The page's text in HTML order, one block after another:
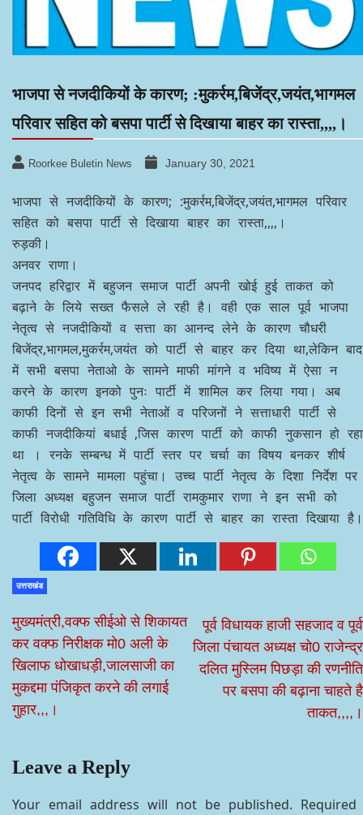
भाजपा से नजदीकियों के कारण; :मुकर्रम,बिजेंद्र,जयंत,भागमल
परिवार सहित को बसपा पार्टी से दिखाया बाहर का रास्ता,,,,।
Roorkee Buletin News January 30, 2021
भाजपा से नजदीकियों के कारण; :मुकर्रम,बिजेंद्र,जयंत,भागमल परिवार
सहित को बसपा पार्टी से दिखाया बाहर का रास्ता,,,,।
रुड़की।
अनवर राणा।
जनपद हरिद्वार में बहुजन समाज पार्टी अपनी खोई हुई ताकत को
बढ़ाने के लिये सख्त फैसले ले रही है। वही एक साल पूर्व भाजपा
नेतृत्व से नजदीकियों व सत्ता का आनन्द लेने के कारण चौधरी
बिजेंद्र,भागमल,मुकर्रम,जयंत को पार्टी से बाहर कर दिया था,लेकिन बाद
में सभी बसपा नेताओ के सामने माफी मांगने व भविष्य में ऐसा न
करने के कारण इनको पुनः पार्टी में शामिल कर लिया गया। अब
काफी दिनों से इन सभी नेताओं व परिजनों ने सत्ताधारी पार्टी से
काफी नजदीकियां बधाई ,जिस कारण पार्टी को काफी नुकसान हो रहा
था । रनके सम्बन्ध में पार्टी स्तर पर चर्चा का विषय बनकर शीर्ष
नेतृत्व के सामने मामला पहुंचा। उच्च पार्टी नेतृत्व के दिशा निर्देश पर
जिला अध्यक्ष बहुजन समाज पार्टी रामकुमार राणा ने इन सभी को
पार्टी विरोधी गतिविधि के कारण पार्टी से बाहर का रास्ता दिखाया है।
उत्तराखंड
मुख्यमंत्री,वक्फ सीईओ से शिकायत
कर वक्फ निरीक्षक मो0 अली के
खिलाफ धोखाधड़ी,जालसाजी का
मुकद्दमा पंजिकृत करने की लगाई
गुहार,,,।
पूर्व विधायक हाजी सहजाद व पूर्व
जिला पंचायत अध्यक्ष चो0 राजेन्द्र
दलित मुस्लिम पिछड़ा की रणनीति
पर बसपा की बढ़ाना चाहते है
ताकत,,,,।
Leave a Reply
Your email address will not be published. Required